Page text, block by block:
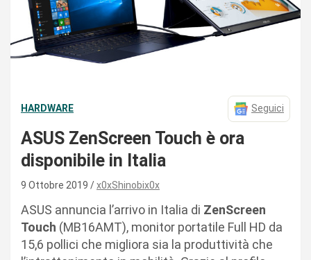
HARDWARE Seguici
ASUS ZenScreen Touch è ora
disponibile in Italia
9 Ottobre 2019 x0xShinobix0x
ASUS annuncia l’arrivo in Italia di ZenScreen
Touch (MB16AMT), monitor portatile Full HD da
15,6 pollici che migliora sia la produttività che